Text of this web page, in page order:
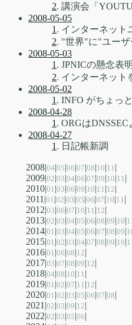
2. 講演会「
2008-05-05
1 . インターネット
2. "世界"に"ユー
2008-05-03
1 . JPNICの懸念表明
2. インターネット
2008-05-02
1 . INFO がちょっ
2008-04-28
1 . ORGは
2008-04-27
1 . 日記帳新調
2008|04|05|06|07|08|10|11 |
2009|02|03|04|06|07|09|10|11 |
2010|01 |03|06|09|10|11 |12|
2011|01 |02|03|05|06|07|10|11 |
2012|03|06|07|10|11 |12|
2013|02|03|04|05|06|08|09|10|
2014|01 |03|04|05|06|07|08|09|
2015|01 |02|03|04|07|08|09|10|
2016|01 |06|08|12|
2017|03|07|08|09|12|
2018|04|08|10|11 |
2019|01 |02|07|11 |12|
2020|01 |02|03|05|06|07|08|
2021|02|03|09|12|
2022|02|03|05|06|